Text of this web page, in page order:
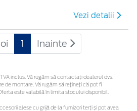
Vezi detalii
1 Inainte
inclus. Vă rugăm să contactaţi dealerul dvs.
de montare. Vă rugăm să rețineți că pot fi
este valabilă în limita stocului disponibil.
alese cu grijă de la furnizori terți și pot avea